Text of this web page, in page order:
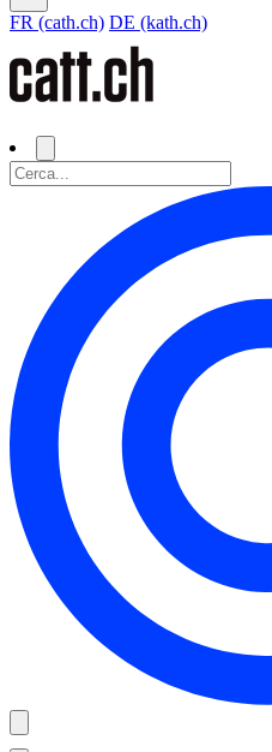
FR (cath.ch) DE (kath.ch)